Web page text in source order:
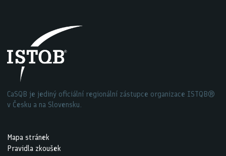
CaSQB je jediný oficiální regionální zástupce organizace ISTQB®
v Česku a na Slovensku.
Mapa stránek
Pravidla zkoušek